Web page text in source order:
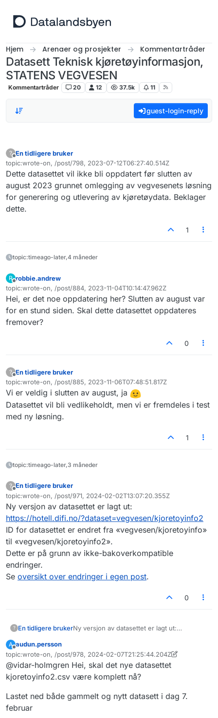
Hjem Arenaer og prosjekter Kommentartråder
Datasett Teknisk kjøretøyinformasjon,
STATENS VEGVESEN
Kommentartråder 20 12 37.5k 11
guest-login-reply
?
Frakoblet
En tidligere bruker
topic:wrote-on, /post/798, 2023-07-12T06:27:40.514Z
Sist endret av
Dette datasettet vil ikke bli oppdatert før slutten av
august 2023 grunnet omlegging av vegvesenets løsning
for generering og utlevering av kjøretøydata. Beklager
dette.
1
topic:timeago-later,4 måneder
R
Frakoblet
robbie.andrew
topic:wrote-on, /post/884, 2023-11-04T10:14:47.962Z
Sist endret av
Hei, er det noe oppdatering her? Slutten av august var
for en stund siden. Skal dette datasettet oppdateres
fremover?
0
?
Frakoblet
En tidligere bruker
topic:wrote-on, /post/885, 2023-11-06T07:48:51.817Z
Sist endret av
Vi er veldig i slutten av august, ja
Datasettet vil bli vedlikeholdt, men vi er fremdeles i test
med ny løsning.
1
topic:timeago-later,3 måneder
?
Frakoblet
En tidligere bruker
topic:wrote-on, /post/971, 2024-02-02T13:07:20.355Z
Sist endret av
Ny versjon av datasettet er lagt ut:
https://hotell.difi.no/?dataset=vegvesen/kjoretoyinfo2
ID for datasettet er endret fra «vegvesen/kjoretoyinfo»
til «vegvesen/kjoretoyinfo2».
Dette er på grunn av ikke-bakoverkompatible
endringer.
Se oversikt over endringer i egen post.
0
? En tidligere brukerNy versjon av datasettet er lagt ut:
ID for datasettet er endret fra
«vegvesen/kjoretoyinfo» til
«vegvesen/kjoretoyinfo2».
Dette er på grunn av ikke-
bakoverkompatible endringer.
Seoversikt over endringer i egen post
A
Frakoblet
audun.persson
topic:wrote-on, /post/978, 2024-02-07T21:25:44.204Z
Sist endret av audun.persson2. aug. 2024, 10:27
@vidar-holmgren Hei, skal det nye datasettet
kjoretoyinfo2.csv være komplett nå?
Lastet ned både gammelt og nytt datasett i dag 7.
februar